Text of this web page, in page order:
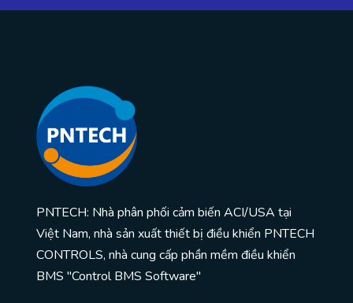
PNTECH: Nhà phân phối cảm biến ACI/USA tại
Việt Nam, nhà sản xuất thiết bị điều khiển PNTECH
CONTROLS, nhà cung cấp phần mềm điều khiển
BMS "Control BMS Software"